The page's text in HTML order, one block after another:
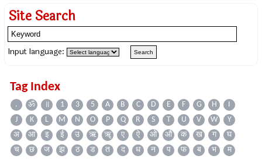
Site Search
Input language:
Tag Index
. ॐ ॥ 1 3 5 A B C D E F G H
I
J
K L M N O P Q R S T U V W
Y
अ
आ इ ई उ ऋ ॠ ए ऐ ओ औ क ख ग
घ
च
छ ज झ ठ ड त द ध न प फ ब भ
म